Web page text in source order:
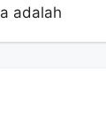
adalah